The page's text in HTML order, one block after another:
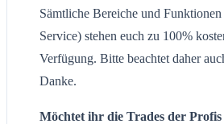
Sämtliche Bereiche und
Service) stehen euch zu 100%
Verfügung. Bitte beachtet daher
Danke.
Möchtet ihr die Trades der Profis